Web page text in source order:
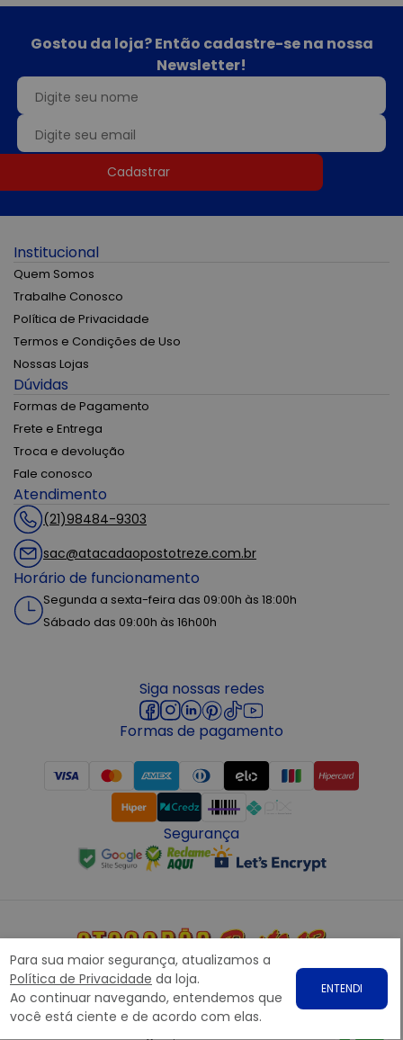
Para sua maior segurança, atualizamos a
Política de Privacidade da loja.
Ao continuar navegando, entendemos que
você está ciente e de acordo com elas.
ENTENDI
Gostou da loja? Então cadastre-se na nossa
Newsletter!
Cadastrar
Institucional
Quem Somos
Trabalhe Conosco
Política de Privacidade
Termos e Condições de Uso
Nossas Lojas
Dúvidas
Formas de Pagamento
Frete e Entrega
Troca e devolução
Fale conosco
Atendimento
(21)98484-9303
sac@atacadaopostotreze.com.br
Horário de funcionamento
Segunda a sexta-feira das 09:00h às 18:00h
Sábado das 09:00h às 16h00h
Siga nossas redes
Formas de pagamento
Segurança
Copyright © 2022 ATACADÃO POSTO 13 - Todos os direitos
reservados. CNPJ: 15.360.767/0001-07
Rodovia Presidente Dutra, nº1258 Galpão 1268 – Bairro: Prata,